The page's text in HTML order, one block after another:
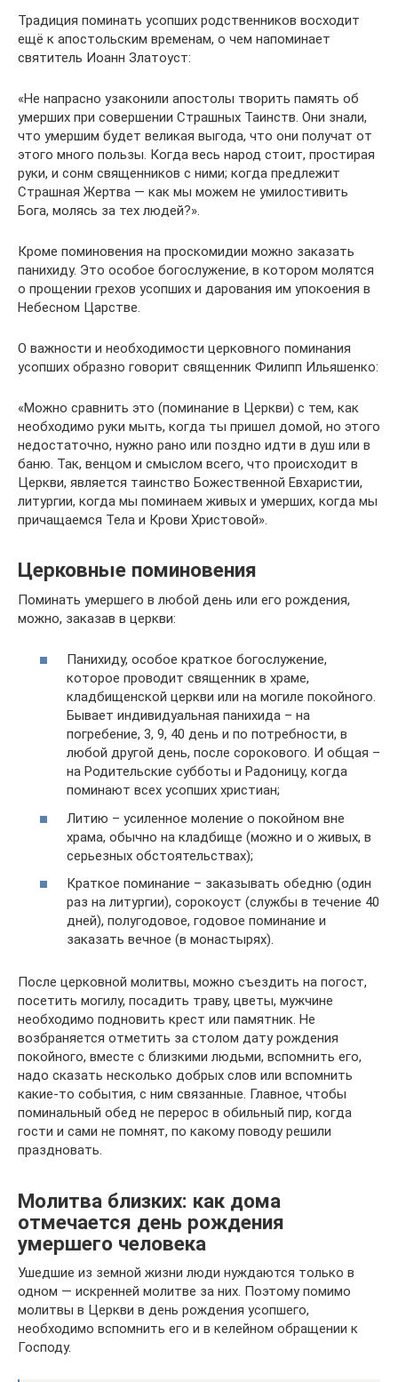
Традиция поминать усопших родственников восходит
ещё к апостольским временам, о чем напоминает
святитель Иоанн Златоуст:
«Не напрасно узаконили апостолы творить память об
умерших при совершении Страшных Таинств. Они знали,
что умершим будет великая выгода, что они получат от
этого много пользы. Когда весь народ стоит, простирая
руки, и сонм священников с ними; когда предлежит
Страшная Жертва — как мы можем не умилостивить
Бога, молясь за тех людей?».
Кроме поминовения на проскомидии можно заказать
панихиду. Это особое богослужение, в котором молятся
о прощении грехов усопших и дарования им упокоения в
Небесном Царстве.
О важности и необходимости церковного поминания
усопших образно говорит священник Филипп Ильяшенко:
«Можно сравнить это (поминание в Церкви) с тем, как
необходимо руки мыть, когда ты пришел домой, но этого
недостаточно, нужно рано или поздно идти в душ или в
баню. Так, венцом и смыслом всего, что происходит в
Церкви, является таинство Божественной Евхаристии,
литургии, когда мы поминаем живых и умерших, когда мы
причащаемся Тела и Крови Христовой».
Церковные поминовения
Поминать умершего в любой день или его рождения,
можно, заказав в церкви:
Панихиду, особое краткое богослужение,
которое проводит священник в храме,
кладбищенской церкви или на могиле покойного.
Бывает индивидуальная панихида – на
погребение, 3, 9, 40 день и по потребности, в
любой другой день, после сорокового. И общая –
на Родительские субботы и Радоницу, когда
поминают всех усопших христиан;
Литию – усиленное моление о покойном вне
храма, обычно на кладбище (можно и о живых, в
серьезных обстоятельствах);
Краткое поминание – заказывать обедню (один
раз на литургии), сорокоуст (службы в течение 40
дней), полугодовое, годовое поминание и
заказать вечное (в монастырях).
После церковной молитвы, можно съездить на погост,
посетить могилу, посадить траву, цветы, мужчине
необходимо подновить крест или памятник. Не
возбраняется отметить за столом дату рождения
покойного, вместе с близкими людьми, вспомнить его,
надо сказать несколько добрых слов или вспомнить
какие-то события, с ним связанные. Главное, чтобы
поминальный обед не перерос в обильный пир, когда
гости и сами не помнят, по какому поводу решили
праздновать.
Молитва близких: как дома
отмечается день рождения
умершего человека
Ушедшие из земной жизни люди нуждаются только в
одном — искренней молитве за них. Поэтому помимо
молитвы в Церкви в день рождения усопшего,
необходимо вспомнить его и в келейном обращении к
Господу.